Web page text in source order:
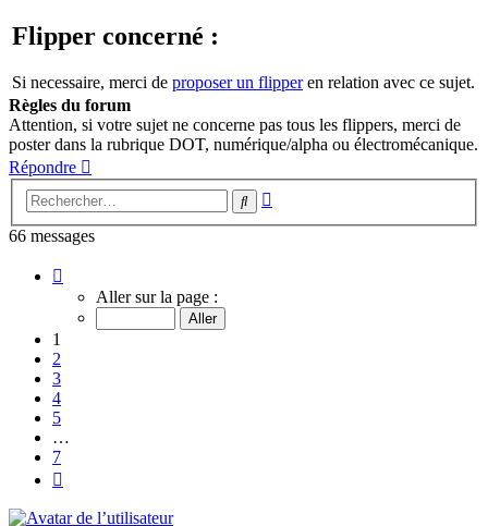
Flipper concerné :
Si necessaire, merci de proposer un flipperen relation avec ce sujet.
Règles du forum
Attention, si votre sujet ne concerne pas tous les flippers, merci de
poster dans la rubrique DOT, numérique/alpha ou électromécanique.
Répondre
Rechercher
66 messages
sur
Aller sur la page :
1
2
3
4
5
…
7